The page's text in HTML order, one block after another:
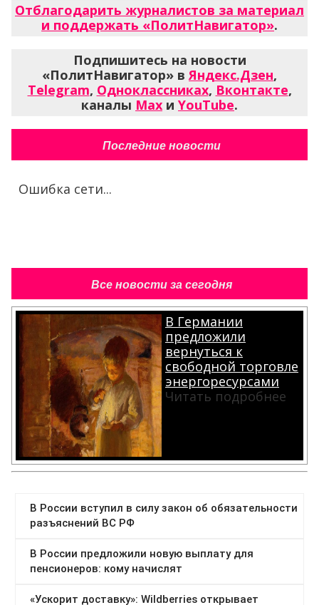
Отблагодарить журналистов за материал
и поддержать «ПолитНавигатор».
Подпишитесь на новости
«ПолитНавигатор» в Яндекс.Дзен,
Telegram, Одноклассниках, Вконтакте,
каналы Max и YouTube.
Последние новости
Ошибка сети...
Все новости за сегодня
В Германии
предложили
вернуться к
свободной торговле
энергоресурсами
Читать подробнее